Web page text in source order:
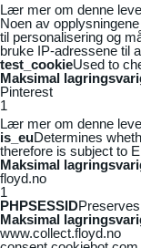
Lær mer om denne
Noen av
til personalisering og
bruke IP-adressene til
test_cookieUsed to
Maksimal
Pinterest
1
Lær mer om denne
is_euDetermines
therefore is subject to
Maksimal
floyd.no
1
PHPSESSID
Maksimal
www.collect.floyd.no